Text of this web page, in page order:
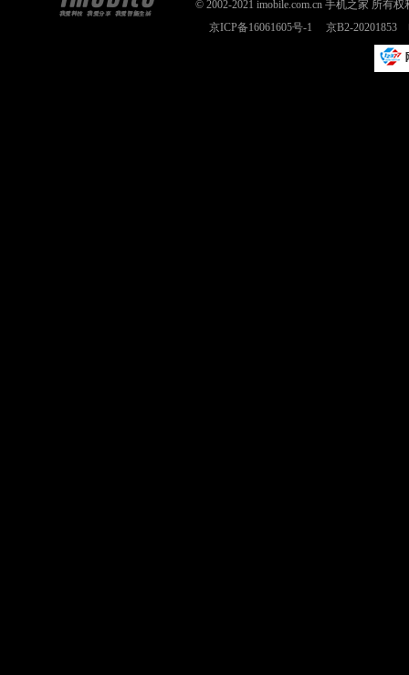
© 2002-2021 imobile.com.cn 手机之家 所有
京ICP备16061605号-1
京B2-20201853